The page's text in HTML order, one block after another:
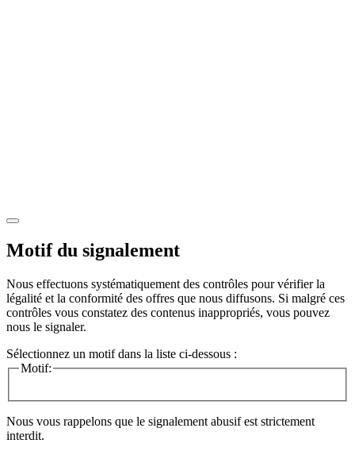
Motif du signalement
Nous effectuons systématiquement des contrôles pour vérifier la
légalité et la conformité des offres que nous diffusons. Si malgré ces
contrôles vous constatez des contenus inappropriés, vous pouvez
nous le signaler.
Sélectionnez un motif dans la liste ci-dessous :
Motif:
Nous vous rappelons que le signalement abusif est strictement
interdit.